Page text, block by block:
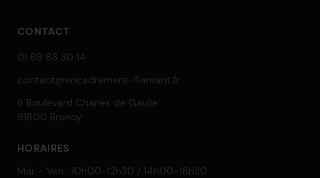
CONTACT
01 69 83 30 14
contact@encadrement-flamant.fr
6 Boulevard Charles de Gaulle
91800 Brunoy
HORAIRES
Mar - Ven : 10h00-12h30 / 14h00-18h30